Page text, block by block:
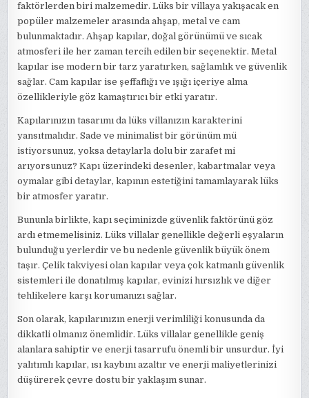
faktörlerden biri malzemedir. Lüks bir villaya yakışacak en
popüler malzemeler arasında ahşap, metal ve cam
bulunmaktadır. Ahşap kapılar, doğal görünümü ve sıcak
atmosferi ile her zaman tercih edilen bir seçenektir. Metal
kapılar ise modern bir tarz yaratırken, sağlamlık ve güvenlik
sağlar. Cam kapılar ise şeffaflığı ve ışığı içeriye alma
özellikleriyle göz kamaştırıcı bir etki yaratır.
Kapılarınızın tasarımı da lüks villanızın karakterini
yansıtmalıdır. Sade ve minimalist bir görünüm mü
istiyorsunuz, yoksa detaylarla dolu bir zarafet mi
arıyorsunuz? Kapı üzerindeki desenler, kabartmalar veya
oymalar gibi detaylar, kapının estetiğini tamamlayarak lüks
bir atmosfer yaratır.
Bununla birlikte, kapı seçiminizde güvenlik faktörünü göz
ardı etmemelisiniz. Lüks villalar genellikle değerli eşyaların
bulunduğu yerlerdir ve bu nedenle güvenlik büyük önem
taşır. Çelik takviyesi olan kapılar veya çok katmanlı güvenlik
sistemleri ile donatılmış kapılar, evinizi hırsızlık ve diğer
tehlikelere karşı korumanızı sağlar.
Son olarak, kapılarınızın enerji verimliliği konusunda da
dikkatli olmanız önemlidir. Lüks villalar genellikle geniş
alanlara sahiptir ve enerji tasarrufu önemli bir unsurdur. İyi
yalıtımlı kapılar, ısı kaybını azaltır ve enerji maliyetlerinizi
düşürerek çevre dostu bir yaklaşım sunar.